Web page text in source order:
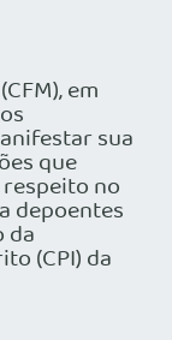
em
sua
que
no
depoentes
da
(CPI) da